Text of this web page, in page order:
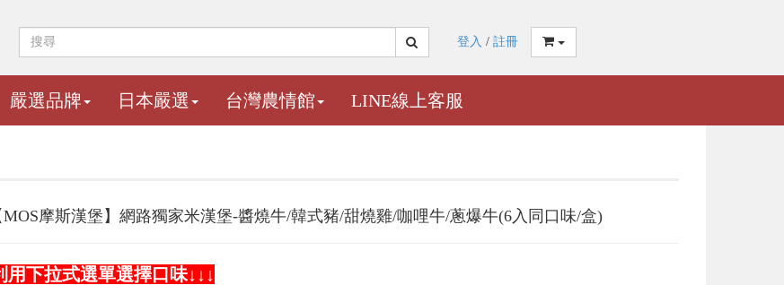
登入 / 註冊
嚴選品牌 日本嚴選 台灣農情館 LINE線上客服
MOS摩斯漢堡】網路獨家米漢堡-醬燒牛/韓式豬/甜燒雞/咖哩牛/蔥爆牛(6入同口味/盒)
用下拉式選單選擇口味↓↓↓